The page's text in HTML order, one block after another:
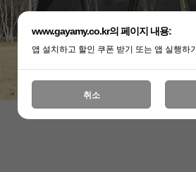
www.gayamy.co.kr의 페이지 내용:
앱 설치하고 할인 쿠폰 받기 또는 앱 실행하기
취소